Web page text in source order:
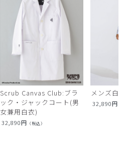
Scrub Canvas Club:ブラ
ック・ジャックコート(男
女兼用白衣)
32,890円 （税込）
メンズ白
32,890円